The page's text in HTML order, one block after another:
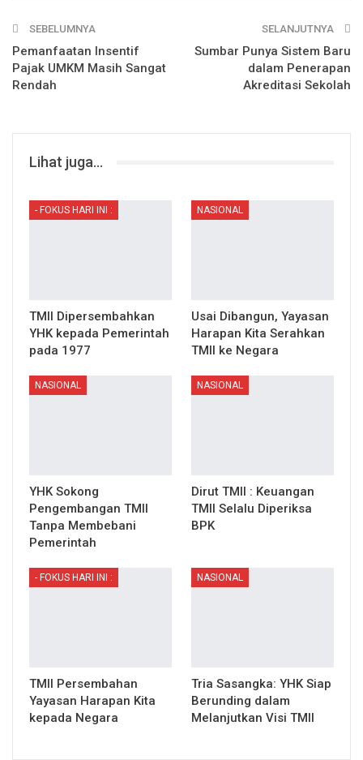
SEBELUMNYA
Pemanfaatan Insentif
Pajak UMKM Masih Sangat
Rendah
SELANJUTNYA
Sumbar Punya Sistem Baru
dalam Penerapan
Akreditasi Sekolah
Lihat juga...
- FOKUS HARI INI :
TMII Dipersembahkan
YHK kepada Pemerintah
pada 1977
NASIONAL
Usai Dibangun, Yayasan
Harapan Kita Serahkan
TMII ke Negara
NASIONAL
YHK Sokong
Pengembangan TMII
Tanpa Membebani
Pemerintah
NASIONAL
Dirut TMII : Keuangan
TMII Selalu Diperiksa
BPK
- FOKUS HARI INI :
TMII Persembahan
Yayasan Harapan Kita
kepada Negara
NASIONAL
Tria Sasangka: YHK Siap
Berunding dalam
Melanjutkan Visi TMII